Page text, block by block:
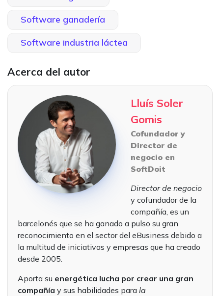
Software ganadería
Software industria láctea
Acerca del autor
Lluís Soler
Gomis
Cofundador y
Director de
negocio en
SoftDoit
Director de negocio
y cofundador de la
compañía, es un
barcelonés que se ha ganado a pulso su gran
reconocimiento en el sector del eBusiness debido a
la multitud de iniciativas y empresas que ha creado
desde 2005.
Aporta su energética lucha por crear una gran
compañía y sus habilidades para la